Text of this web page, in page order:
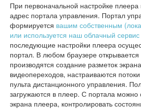
При первоначальной настройке плеера
адрес портала управления. Портал
формируется вашим собственным
или используется наш облачный
последующие настройки плеера
портал. В любом браузере
производятся создание разметок
видеопереходов, настраиваются
пульта дистанционного управления.
загружаются в плеер. С портала можно
экрана плеера, контролировать